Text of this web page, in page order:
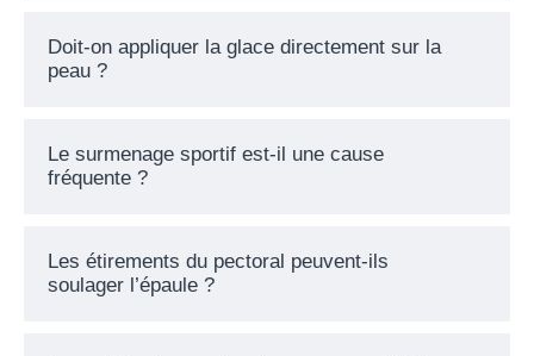
Doit-on appliquer la glace directement sur la
peau ?
Le surmenage sportif est-il une cause
fréquente ?
Les étirements du pectoral peuvent-ils
soulager l’épaule ?